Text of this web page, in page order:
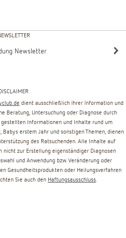
Newsletter
dient ausschließlich Ihrer Information und
Beratung, Untersuchung oder Diagnose durch
Informationen und Inhalte rund um
Babys erstem Jahr und sonstigen Themen, dienen
des Ratsuchenden. Alle Inhalte auf
nicht zur Erstellung eigenständiger Diagnosen
und Anwendung bzw. Veränderung oder
Gesundheitsprodukten oder Heilungsverfahren
Sie auch den Haftungsausschluss.